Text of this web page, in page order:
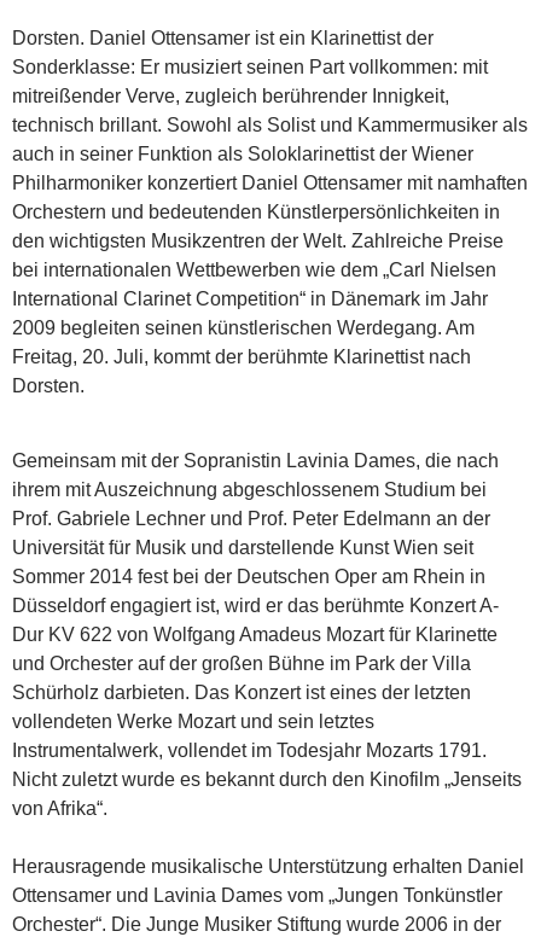
Dorsten. Daniel Ottensamer ist ein Klarinettist der
Sonderklasse: Er musiziert seinen Part vollkommen: mit
mitreißender Verve, zugleich berührender Innigkeit,
technisch brillant. Sowohl als Solist und Kammermusiker als
auch in seiner Funktion als Soloklarinettist der Wiener
Philharmoniker konzertiert Daniel Ottensamer mit namhaften
Orchestern und bedeutenden Künstlerpersönlichkeiten in
den wichtigsten Musikzentren der Welt. Zahlreiche Preise
bei internationalen Wettbewerben wie dem „Carl Nielsen
International Clarinet Competition“ in Dänemark im Jahr
2009 begleiten seinen künstlerischen Werdegang. Am
Freitag, 20. Juli, kommt der berühmte Klarinettist nach
Dorsten.
Gemeinsam mit der Sopranistin Lavinia Dames, die nach
ihrem mit Auszeichnung abgeschlossenem Studium bei
Prof. Gabriele Lechner und Prof. Peter Edelmann an der
Universität für Musik und darstellende Kunst Wien seit
Sommer 2014 fest bei der Deutschen Oper am Rhein in
Düsseldorf engagiert ist, wird er das berühmte Konzert A-
Dur KV 622 von Wolfgang Amadeus Mozart für Klarinette
und Orchester auf der großen Bühne im Park der Villa
Schürholz darbieten. Das Konzert ist eines der letzten
vollendeten Werke Mozart und sein letztes
Instrumentalwerk, vollendet im Todesjahr Mozarts 1791.
Nicht zuletzt wurde es bekannt durch den Kinofilm „Jenseits
von Afrika“.
Herausragende musikalische Unterstützung erhalten Daniel
Ottensamer und Lavinia Dames vom „Jungen Tonkünstler
Orchester“. Die Junge Musiker Stiftung wurde 2006 in der